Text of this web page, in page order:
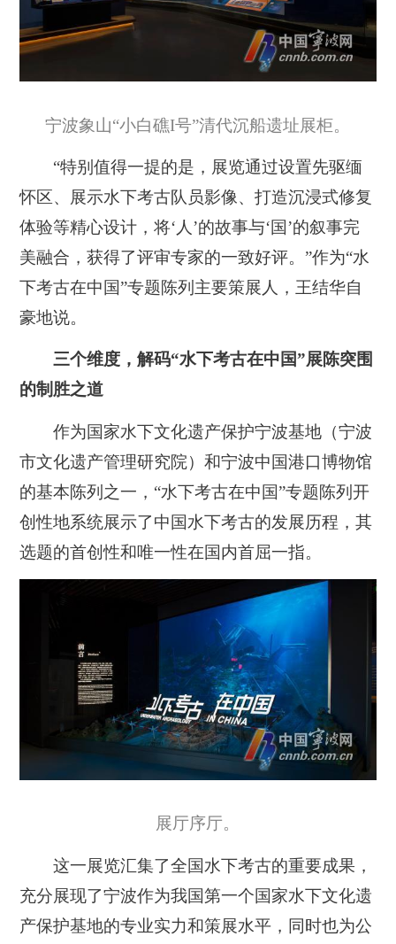
宁波象山“小白礁I号”清代沉船遗址展柜。
“特别值得一提的是，展览通过设置先驱缅
怀区、展示水下考古队员影像、打造沉浸式修复
体验等精心设计，将‘人’的故事与‘国’的叙事完
美融合，获得了评审专家的一致好评。”作为“水
下考古在中国”专题陈列主要策展人，王结华自
豪地说。
三个维度，解码“水下考古在中国”展陈突围
的制胜之道
作为国家水下文化遗产保护宁波基地（宁波
市文化遗产管理研究院）和宁波中国港口博物馆
的基本陈列之一，“水下考古在中国”专题陈列开
创性地系统展示了中国水下考古的发展历程，其
选题的首创性和唯一性在国内首屈一指。
展厅序厅。
这一展览汇集了全国水下考古的重要成果，
充分展现了宁波作为我国第一个国家水下文化遗
产保护基地的专业实力和策展水平，同时也为公